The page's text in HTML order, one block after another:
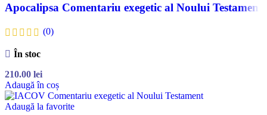
Apocalipsa Comentariu exegetic al Noului Testament
(0)
În stoc
210.00 lei
Adaugă în coș
Adaugă la favorite